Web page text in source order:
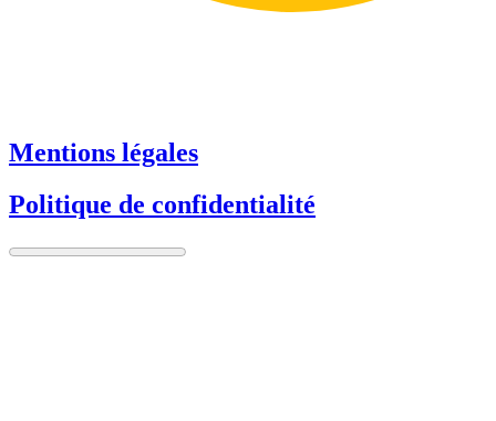
Mentions légales
Politique de confidentialité